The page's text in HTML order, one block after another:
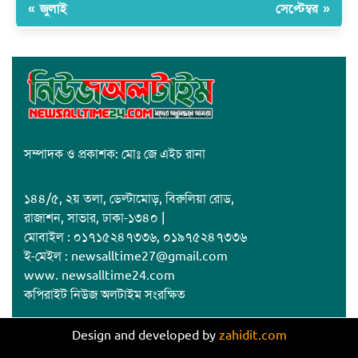
« জুলাই সেপ্টেম্বর »
সম্পাদক ও প্রকাশক: মোঃ জে এইচ রানা
১৪৪/৫, ২য় তলা, ডেল্টামোড়, বিরুলিয়া রোড,
রাজাশন, সাভার, ঢাকা-১৩৪০ |
মোবাইল : ০১৭১৫২৪৭৩৩৬, ০১৯৭৫২৪৭৩৩৬
ই-মেইল : newsalltime27@gmail.com
www. newsalltime24.com
কপিরাইট নিউজ অলটাইম সংরক্ষিত
Design and developed by zahidit.com